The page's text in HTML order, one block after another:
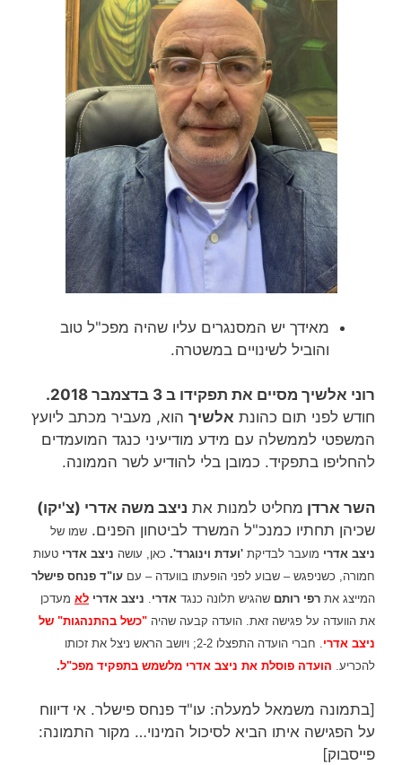
מאידך יש המסנגרים עליו שהיה מפכ"ל טוב
והוביל לשינויים במשטרה.
רוני אלשיך מסיים את תפקידו ב 3 בדצמבר 2018.
חודש לפני תום כהונת אלשיך הוא, מעביר מכתב ליועץ
המשפטי לממשלה עם מידע מודיעיני כנגד המועמדים
להחליפו בתפקיד. כמובן בלי להודיע לשר הממונה.
השר ארדן מחליט למנות את ניצב משה אדרי (צ'יקו)
שכיהן תחתיו כמנכ"ל המשרד לביטחון הפנים. שמו של
ניצב אדרי מועבר לבדיקת 'ועדת וינוגרד'. כאן, עושה ניצב אדרי טעות
חמורה, כשניפגש – שבוע לפני הופעתו בוועדה – עם עו"ד פנחס פישלר
המייצג את רפי רותם שהגיש תלונה כנגד אדרי ניצב אדרי לא מעדכן
את הוועדה על פגישה זאת. הועדה קבעה שהיה "כשל בהתנהגות" של
ניצב אדרי
. חברי הועדה התפצלו 2-2; ויושב הראש ניצל את זכותו
להכריע. הועדה פוסלת את ניצב אדרי מלשמש בתפקיד מפכ"ל.
[בתמונה משמאל למעלה: עו"ד פנחס פישלר. אי דיווח
על הפגישה איתו הביא לסיכול המינוי… מקור התמונה:
פייסבוק]